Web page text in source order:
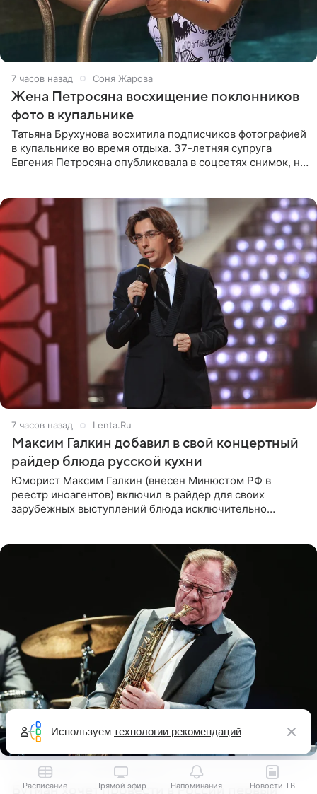
7 часов назад Соня Жарова
Жена Петросяна восхищение поклонников
фото в купальнике
Татьяна Брухунова восхитила подписчиков фотографией
в купальнике во время отдыха. 37-летняя супруга
Евгения Петросяна опубликовала в соцсетях снимок, на
7 часов назад Lenta.Ru
Максим Галкин добавил в свой концертный
райдер блюда русской кухни
Юморист Максим Галкин (внесен Минюстом РФ в
реестр иноагентов) включил в райдер для своих
зарубежных выступлений блюда исключительно
8 часов назад
Бутман хочет провести в России первый
Расписание Прямой эфир Напоминания Новости ТВ
Используем технологии рекомендаций